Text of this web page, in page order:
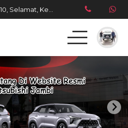
Kota Jambi, Jambi 36128